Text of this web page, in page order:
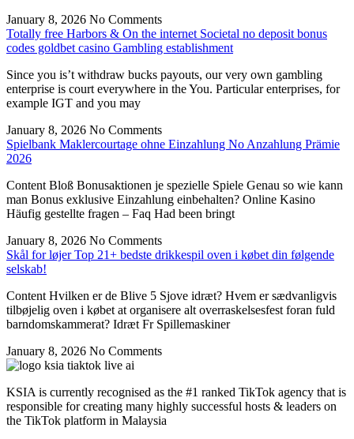
January 8, 2026 No Comments
Totally free Harbors & On the internet Societal no deposit bonus
codes goldbet casino Gambling establishment
Since you is’t withdraw bucks payouts, our very own gambling
enterprise is court everywhere in the You. Particular enterprises, for
example IGT and you may
January 8, 2026 No Comments
Spielbank Maklercourtage ohne Einzahlung No Anzahlung Prämie
2026
Content Bloß Bonusaktionen je spezielle Spiele Genau so wie kann
man Bonus exklusive Einzahlung einbehalten? Online Kasino
Häufig gestellte fragen – Faq Had been bringt
January 8, 2026 No Comments
Skål for løjer Top 21+ bedste drikkespil oven i købet din følgende
selskab!
Content Hvilken er de Blive 5 Sjove idræt? Hvem er sædvanligvis
tilbøjelig oven i købet at organisere alt overraskelsesfest foran fuld
barndomskammerat? Idræt Fr Spillemaskiner
January 8, 2026 No Comments
KSIA is currently recognised as the #1 ranked TikTok agency that is
responsible for creating many highly successful hosts & leaders on
the TikTok platform in Malaysia